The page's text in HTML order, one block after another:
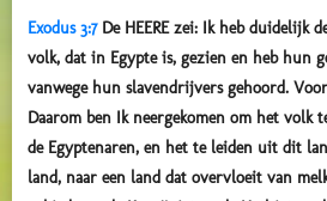
Exodus 3:7De HEERE zei: Ik heb duidelijk
volk, dat in Egypte is, gezien en heb hun
vanwege hun slavendrijvers gehoord.
Daarom ben Ik neergekomen om het volk
de Egyptenaren, en het te leiden uit dit
land, naar een land dat overvloeit van